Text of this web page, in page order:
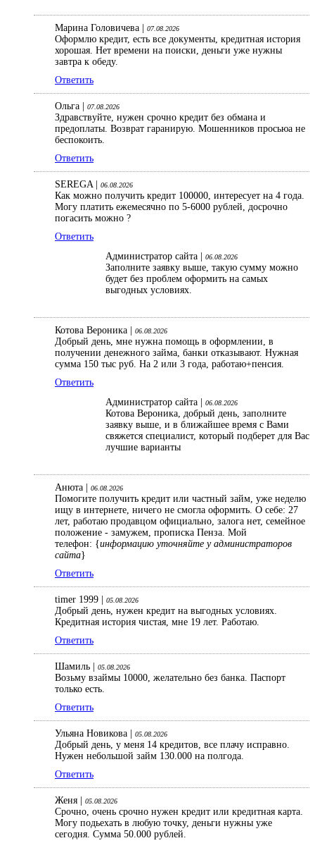
Марина Головичева | 07.08.2026
Оформлю кредит, есть все документы, кредитная история
хорошая. Нет времени на поиски, деньги уже нужны
завтра к обеду.
Ответить
Ольга | 07.08.2026
Здравствуйте, нужен срочно кредит без обмана и
предоплаты. Возврат гаранирую. Мошенников просьюа не
беспокоить.
Ответить
SEREGA | 06.08.2026
Как можно получить кредит 100000, интересует на 4 года.
Могу платить ежемесячно по 5-6000 рублей, досрочно
погасить можно ?
Ответить
Администратор сайта |
06.08.2026
Заполните заявку выше, такую сумму можно
будет без проблем оформить на самых
выгодных условиях.
Котова Вероника | 06.08.2026
Добрый день, мне нужна помощь в оформлении, в
получении денежного займа, банки отказывают. Нужная
сумма 150 тыс руб. На 2 или 3 года, работаю+пенсия.
Ответить
Администратор сайта |
06.08.2026
Котова Вероника, добрый день, заполните
заявку выше, и в ближайшее время с Вами
свяжется специалист, который подберет для Вас
лучшие варианты
Анюта | 06.08.2026
Помогите получить кредит или частный займ, уже неделю
ищу в интернете, ничего не смогла оформить. О себе: 27
лет, работаю продавцом официально, залога нет, семейное
положение - замужем, прописка Пенза. Мой
телефон: {информацию уточняйте у администраторов
сайта}
Ответить
timer 1999 | 05.08.2026
Добрый день, нужен кредит на выгодных условиях.
Кредитная история чистая, мне 19 лет. Работаю.
Ответить
Шамиль | 05.08.2026
Возьму взаймы 10000, желательно без банка. Паспорт
только есть.
Ответить
Ульяна Новикова | 05.08.2026
Добрый день, у меня 14 кредитов, все плачу исправно.
Нужен небольшой займ 130.000 на полгода.
Ответить
Женя | 05.08.2026
Срочно, очень срочно нужен кредит или кредитная карта.
Могу подьехать в любую точку, деньги нужны уже
сегодня. Сумма 50.000 рублей.